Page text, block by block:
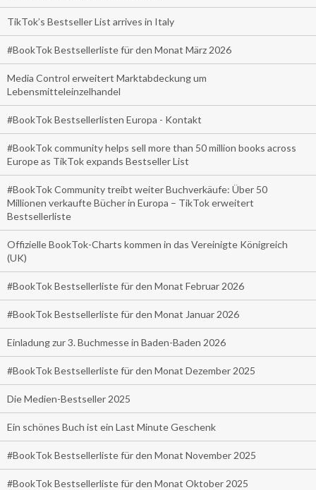
TikTok’s Bestseller List arrives in Italy
#BookTok Bestsellerliste für den Monat März 2026
Media Control erweitert Marktabdeckung um
Lebensmitteleinzelhandel
#BookTok Bestsellerlisten Europa - Kontakt
#BookTok community helps sell more than 50 million books across
Europe as TikTok expands Bestseller List
#BookTok Community treibt weiter Buchverkäufe: Über 50
Millionen verkaufte Bücher in Europa – TikTok erweitert
Bestsellerliste
Offizielle BookTok-Charts kommen in das Vereinigte Königreich
(UK)
#BookTok Bestsellerliste für den Monat Februar 2026
#BookTok Bestsellerliste für den Monat Januar 2026
Einladung zur 3. Buchmesse in Baden-Baden 2026
#BookTok Bestsellerliste für den Monat Dezember 2025
Die Medien-Bestseller 2025
Ein schönes Buch ist ein Last Minute Geschenk
#BookTok Bestsellerliste für den Monat November 2025
#BookTok Bestsellerliste für den Monat Oktober 2025